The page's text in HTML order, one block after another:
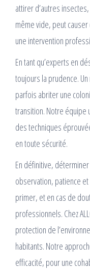
attirer d’autres
même vide, peut
une intervention
En tant qu’experts en
toujours la prudence.
parfois abriter une
transition. Notre
des techniques
en toute sécurité.
En définitive,
observation, patience
primer, et en cas de
professionnels. Chez
protection de
habitants. Notre
efficacité, pour une